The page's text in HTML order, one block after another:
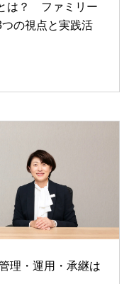
は？ ファミリー
の視点と実践活
理・運用・承継は